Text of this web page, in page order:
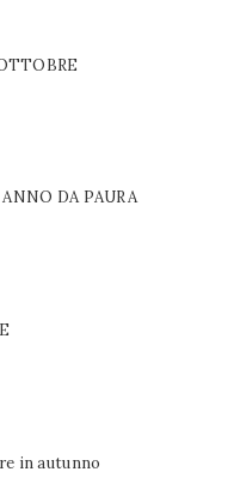
DA PAURA
in autunno